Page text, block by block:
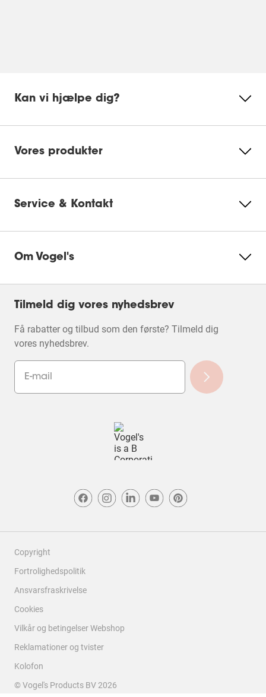
Kan vi hjælpe dig?
Vores produkter
Service & Kontakt
Om Vogel's
Tilmeld dig vores nyhedsbrev
Få rabatter og tilbud som den første? Tilmeld dig
vores nyhedsbrev.
Copyright
Fortrolighedspolitik
Ansvarsfraskrivelse
Cookies
Vilkår og betingelser Webshop
Reklamationer og tvister
Kolofon
© Vogel's Products BV2026